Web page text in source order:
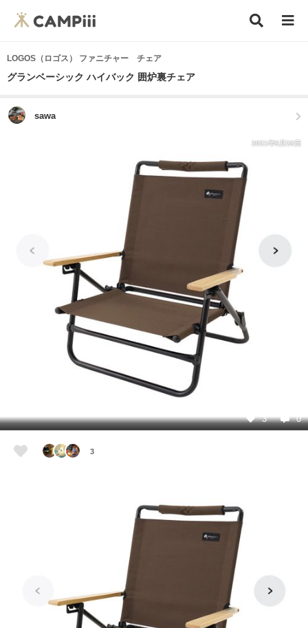
LOGOS（ロゴス） ファニチャー チェア
グランベーシック ハイバック 囲炉裏チェア
sawa
2021年8月28日
3 0
3